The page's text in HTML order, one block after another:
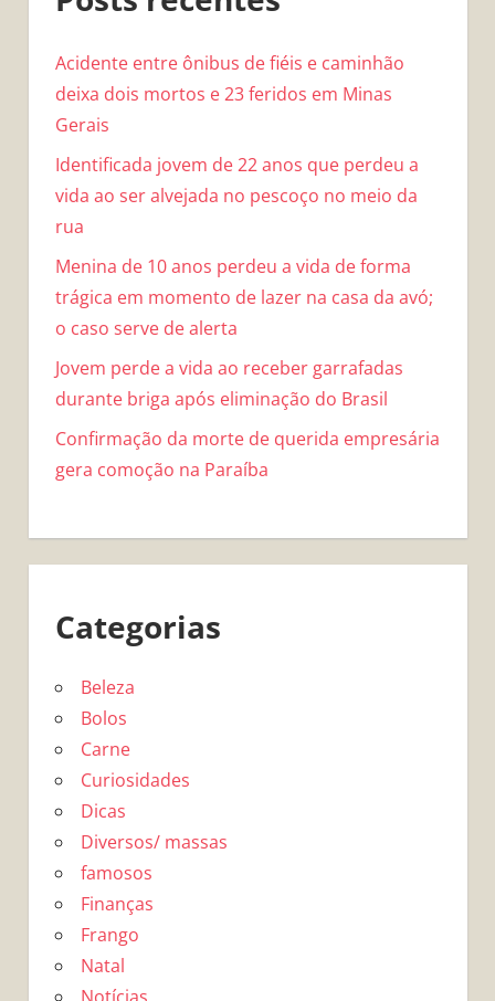
Acidente entre ônibus de fiéis e caminhão
deixa dois mortos e 23 feridos em Minas
Gerais
Identificada jovem de 22 anos que perdeu a
vida ao ser alvejada no pescoço no meio da
rua
Menina de 10 anos perdeu a vida de forma
trágica em momento de lazer na casa da avó;
o caso serve de alerta
Jovem perde a vida ao receber garrafadas
durante briga após eliminação do Brasil
Confirmação da morte de querida empresária
gera comoção na Paraíba
Categorias
Beleza
Bolos
Carne
Curiosidades
Dicas
Diversos/ massas
famosos
Finanças
Frango
Natal